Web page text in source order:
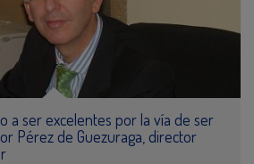
a ser excelentes por la vía de ser
Pérez de Guezuraga, director